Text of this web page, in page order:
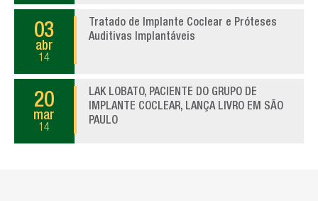
03
abr
14
Tratado de Implante Coclear e Próteses
Auditivas Implantáveis
20
mar
14
LAK LOBATO, PACIENTE DO GRUPO DE
IMPLANTE COCLEAR, LANÇA LIVRO EM SÃO
PAULO